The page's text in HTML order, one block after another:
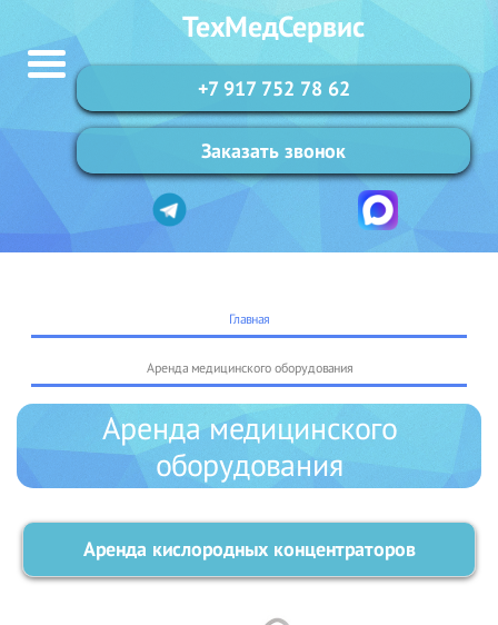
ТехМедСервис
+7 917 752 78 62
Заказать звонок
Главная
Аренда медицинского оборудования
Аренда медицинского
оборудования
Аренда кислородных концентраторов